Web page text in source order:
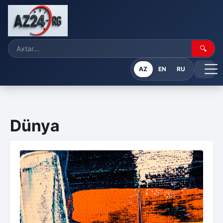
🔍
AZ EN RU
Dünya